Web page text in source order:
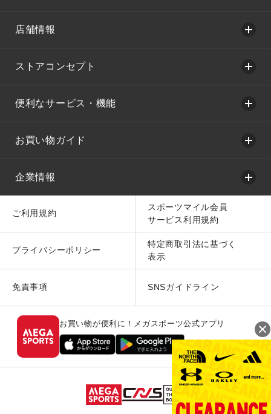
店舗情報
ストアコンセプト
便利なサービス・機能
お買い物ガイド
企業情報
ご利用規約
スポーツマイル会員
サービス利用規約
プライバシーポリシー
特定商取引法に基づく
表示
免責事項 SNSガイドライン
お買い物が便利に！メガスポーツ公式アプリ